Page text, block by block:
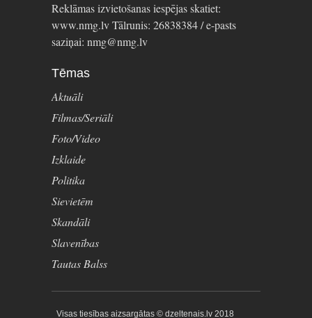
Reklāmas izvietošanas iespējas skatiet:
www.nmg.lv Tālrunis: 26838384 / e-pasts
saziņai: nmg@nmg.lv
Tēmas
Aktuāli
Filmas/Seriāli
Foto/Video
Izklaide
Politika
Sievietēm
Skandāli
Slavenības
Tautas Balss
Visas tiesības aizsargātas © dzeltenais.lv 2018